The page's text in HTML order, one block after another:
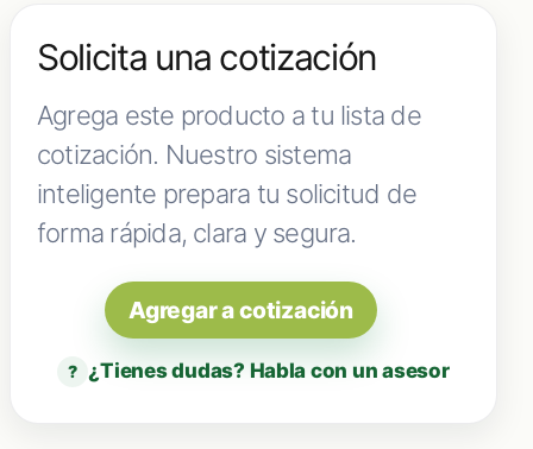
Solicita una cotización
Agrega este producto a tu lista de
cotización. Nuestro sistema
inteligente prepara tu solicitud de
forma rápida, clara y segura.
Agregar a cotización
? ¿Tienes dudas? Habla con un asesor